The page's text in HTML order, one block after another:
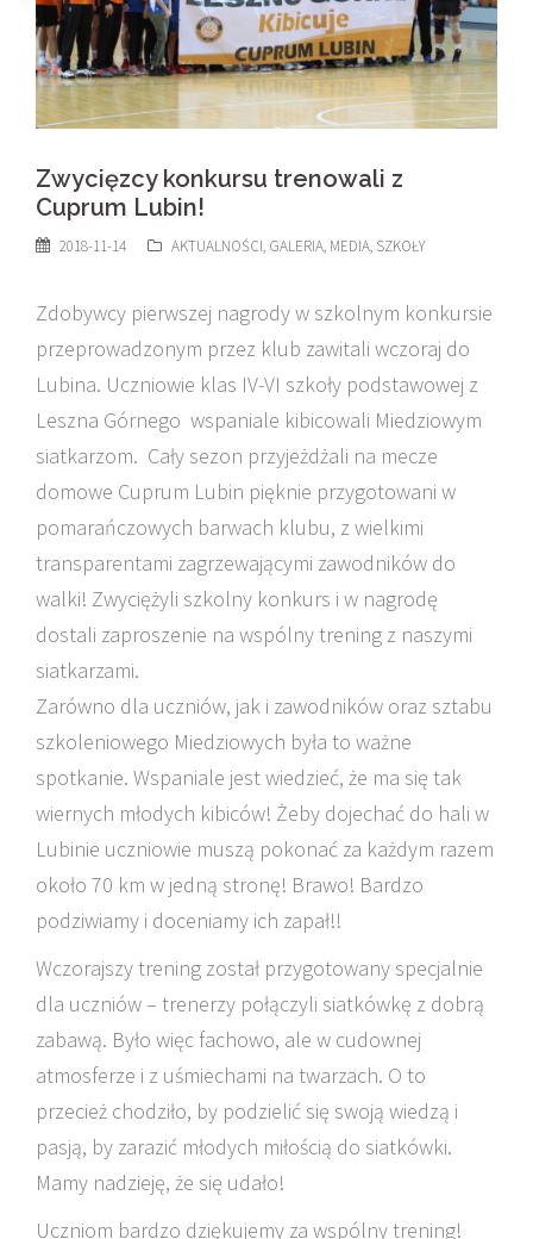
Zwycięzcy konkursu trenowali z
Cuprum Lubin!
2018-11-14 AKTUALNOŚCI, GALERIA, MEDIA, SZKOŁY
Zdobywcy pierwszej nagrody w szkolnym konkursie
przeprowadzonym przez klub zawitali wczoraj do
Lubina. Uczniowie klas IV-VI szkoły podstawowej z
Leszna Górnego wspaniale kibicowali Miedziowym
siatkarzom. Cały sezon przyjeżdżali na mecze
domowe Cuprum Lubin pięknie przygotowani w
pomarańczowych barwach klubu, z wielkimi
transparentami zagrzewającymi zawodników do
walki! Zwyciężyli szkolny konkurs i w nagrodę
dostali zaproszenie na wspólny trening z naszymi
siatkarzami.
Zarówno dla uczniów, jak i zawodników oraz sztabu
szkoleniowego Miedziowych była to ważne
spotkanie. Wspaniale jest wiedzieć, że ma się tak
wiernych młodych kibiców! Żeby dojechać do hali w
Lubinie uczniowie muszą pokonać za każdym razem
około 70 km w jedną stronę! Brawo! Bardzo
podziwiamy i doceniamy ich zapał!!
Wczorajszy trening został przygotowany specjalnie
dla uczniów – trenerzy połączyli siatkówkę z dobrą
zabawą. Było więc fachowo, ale w cudownej
atmosferze i z uśmiechami na twarzach. O to
przecież chodziło, by podzielić się swoją wiedzą i
pasją, by zarazić młodych miłością do siatkówki.
Mamy nadzieję, że się udało!
Uczniom bardzo dziękujemy za wspólny trening!